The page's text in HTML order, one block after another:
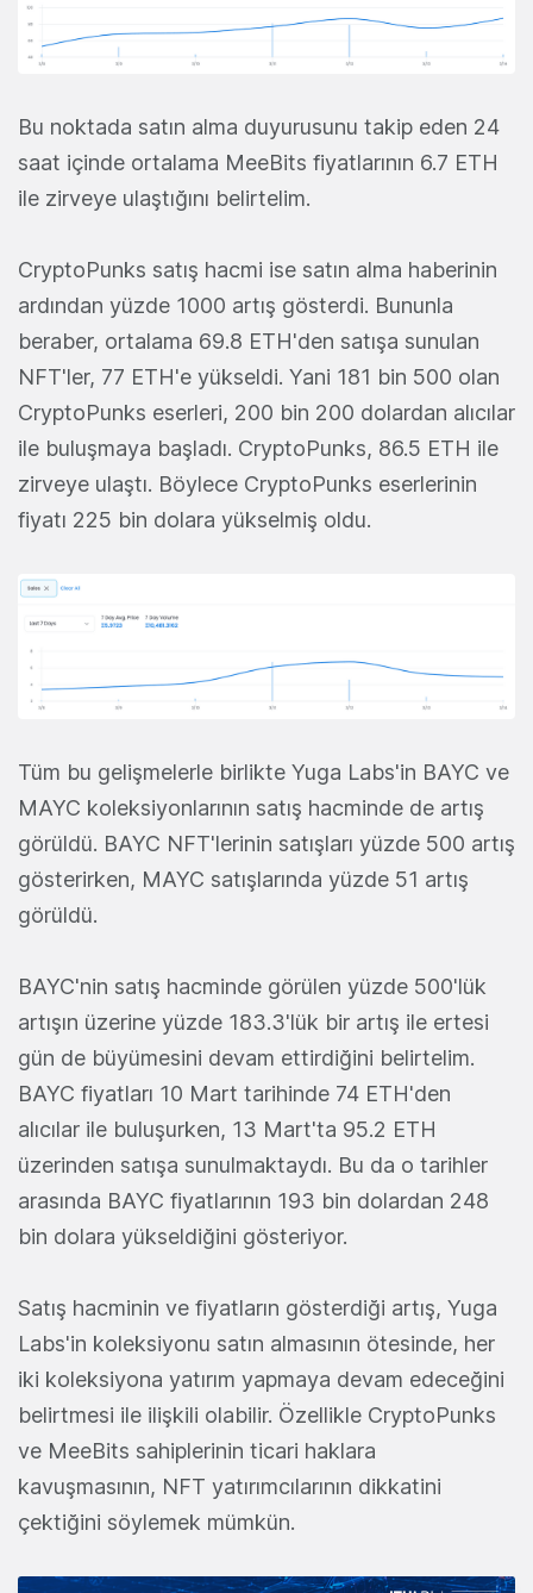
Bu noktada satın alma duyurusunu takip eden 24
saat içinde ortalama MeeBits fiyatlarının 6.7 ETH
ile zirveye ulaştığını belirtelim.
CryptoPunks satış hacmi ise satın alma haberinin
ardından yüzde 1000 artış gösterdi. Bununla
beraber, ortalama 69.8 ETH'den satışa sunulan
NFT'ler, 77 ETH'e yükseldi. Yani 181 bin 500 olan
CryptoPunks eserleri, 200 bin 200 dolardan alıcılar
ile buluşmaya başladı. CryptoPunks, 86.5 ETH ile
zirveye ulaştı. Böylece CryptoPunks eserlerinin
fiyatı 225 bin dolara yükselmiş oldu.
Tüm bu gelişmelerle birlikte Yuga Labs'in BAYC ve
MAYC koleksiyonlarının satış hacminde de artış
görüldü. BAYC NFT'lerinin satışları yüzde 500 artış
gösterirken, MAYC satışlarında yüzde 51 artış
görüldü.
BAYC'nin satış hacminde görülen yüzde 500'lük
artışın üzerine yüzde 183.3'lük bir artış ile ertesi
gün de büyümesini devam ettirdiğini belirtelim.
BAYC fiyatları 10 Mart tarihinde 74 ETH'den
alıcılar ile buluşurken, 13 Mart'ta 95.2 ETH
üzerinden satışa sunulmaktaydı. Bu da o tarihler
arasında BAYC fiyatlarının 193 bin dolardan 248
bin dolara yükseldiğini gösteriyor.
Satış hacminin ve fiyatların gösterdiği artış, Yuga
Labs'in koleksiyonu satın almasının ötesinde, her
iki koleksiyona yatırım yapmaya devam edeceğini
belirtmesi ile ilişkili olabilir. Özellikle CryptoPunks
ve MeeBits sahiplerinin ticari haklara
kavuşmasının, NFT yatırımcılarının dikkatini
çektiğini söylemek mümkün.